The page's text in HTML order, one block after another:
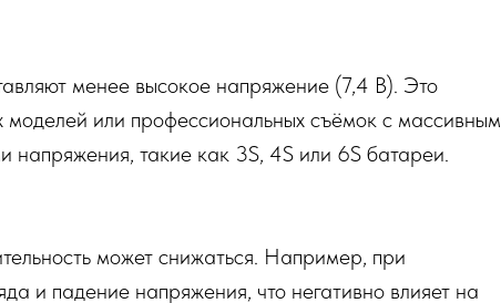
менее высокое напряжение (7,4 В). Это
или профессиональных съёмок с массивным
напряжения, такие как 3S, 4S или 6S батареи.
может снижаться. Например, при
и падение напряжения, что негативно влияет на